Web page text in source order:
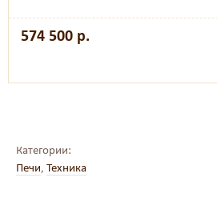
574 500 р.
Категории:
Печи, Техника